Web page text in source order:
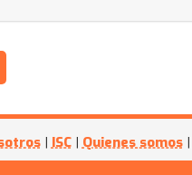
| ISC | Quienes somos |